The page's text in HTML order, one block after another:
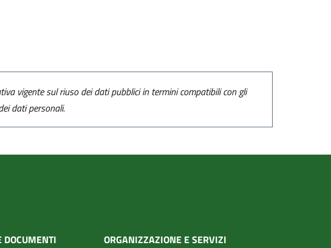
vigente sul riuso dei dati pubblici in termini compatibili con gli
dati personali.
DOCUMENTI ORGANIZZAZIONE E SERVIZI